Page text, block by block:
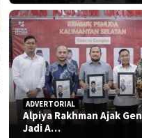
ADVERTORIAL
Alpiya Rakhman Ajak
Jadi A…